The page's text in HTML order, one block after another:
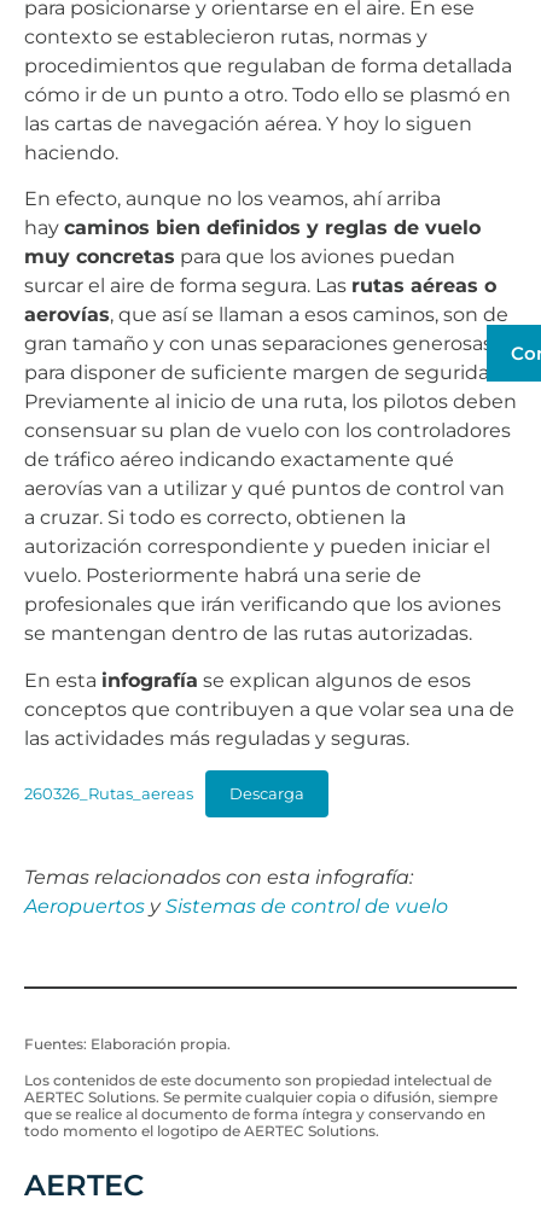
para posicionarse y orientarse en el aire. En ese
contexto se establecieron rutas, normas y
procedimientos que regulaban de forma detallada
cómo ir de un punto a otro. Todo ello se plasmó en
las cartas de navegación aérea. Y hoy lo siguen
haciendo.
En efecto, aunque no los veamos, ahí arriba
hay caminos bien definidos y reglas de vuelo
muy concretas para que los aviones puedan
surcar el aire de forma segura. Las rutas aéreas o
aerovías, que así se llaman a esos caminos, son de
gran tamaño y con unas separaciones generosas
para disponer de suficiente margen de seguridad.
Previamente al inicio de una ruta, los pilotos deben
consensuar su plan de vuelo con los controladores
de tráfico aéreo indicando exactamente qué
aerovías van a utilizar y qué puntos de control van
a cruzar. Si todo es correcto, obtienen la
autorización correspondiente y pueden iniciar el
vuelo. Posteriormente habrá una serie de
profesionales que irán verificando que los aviones
se mantengan dentro de las rutas autorizadas.
En esta infografía se explican algunos de esos
conceptos que contribuyen a que volar sea una de
las actividades más reguladas y seguras.
260326_Rutas_aereas Descarga
Temas relacionados con esta infografía:
Aeropuertos ySistemas de control de vuelo
Fuentes: Elaboración propia.
Los contenidos de este documento son propiedad intelectual de
AERTEC Solutions. Se permite cualquier copia o difusión, siempre
que se realice al documento de forma íntegra y conservando en
todo momento el logotipo de AERTEC Solutions.
AERTEC